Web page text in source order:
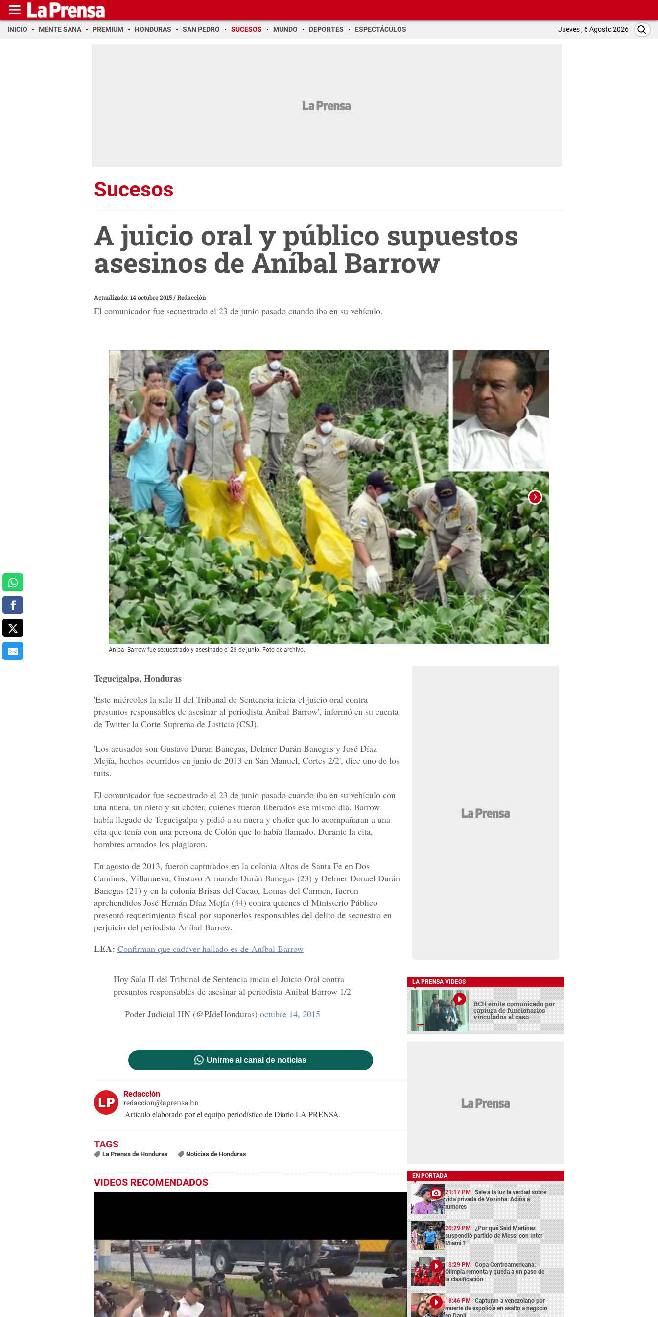
INICIO MENTE SANA PREMIUM HONDURAS SAN PEDRO SUCESOS MUNDO DEPORTES ESPECTÁCULOS Jueves , 6 Agosto 2026
Sucesos
A juicio oral y público supuestos
asesinos de Aníbal Barrow
Actualizado: 14 octubre 2015/Redacción
El comunicador fue secuestrado el 23 de junio pasado cuando iba en su vehículo.
Aníbal Barrow fue secuestrado y asesinado el 23 de junio. Foto de archivo.
Tegucigalpa, Honduras
'Este miércoles la sala II del Tribunal de Sentencia inicia el juicio oral contra
presuntos responsables de asesinar al periodista Aníbal Barrow', informó en su cuenta
de Twitter la Corte Suprema de Justicia (CSJ).
'Los acusados son Gustavo Duran Banegas, Delmer Durán Banegas y José Díaz
Mejía, hechos ocurridos en junio de 2013 en San Manuel, Cortes 2/2', dice uno de los
tuits.
El comunicador fue secuestrado el 23 de junio pasado cuando iba en su vehículo con
una nuera, un nieto y su chófer, quienes fueron liberados ese mismo día. Barrow
había llegado de Tegucigalpa y pidió a su nuera y chofer que lo acompañaran a una
cita que tenía con una persona de Colón que lo había llamado. Durante la cita,
hombres armados los plagiaron.
En agosto de 2013, fueron capturados en la colonia Altos de Santa Fe en Dos
Caminos, Villanueva, Gustavo Armando Durán Banegas (23) y Delmer Donael Durán
Banegas (21) y en la colonia Brisas del Cacao, Lomas del Carmen, fueron
aprehendidos José Hernán Díaz Mejía (44) contra quienes el Ministerio Público
presentó requerimiento fiscal por suponerlos responsables del delito de secuestro en
perjuicio del periodista Aníbal Barrow.
LEA: Confirman que cadáver hallado es de Aníbal Barrow
Hoy Sala II del Tribunal de Sentencia inicia el Juicio Oral contra
presuntos responsables de asesinar al periodista Anibal Barrow 1/2
— Poder Judicial HN (@PJdeHonduras) octubre 14, 2015
Unirme al canal de noticias
Redacción
redaccion@laprensa.hn
Artículo elaborado por el equipo periodístico de Diario LA PRENSA.
La Prensa de Honduras Noticias de Honduras
VIDEOS RECOMENDADOS
LA PRENSA VIDEOS
BCH emite comunicado por
captura de funcionarios
vinculados al caso
EN PORTADA
21:17 PM Sale a la luz la verdad sobre
vida privada de Vozinha: Adiós a
rumores
20:29 PM ¿Por qué Said Martínez
suspendió partido de Messi con Inter
Miami ?
13:29 PM Copa Centroamericana:
Olimpia remonta y queda a un paso de
la clasificación
18:46 PM Capturan a venezolano por
muerte de expolicía en asalto a negocio